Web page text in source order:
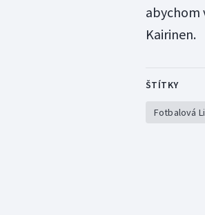
abychom
Kairinen.
ŠTÍTKY
Fotbalová